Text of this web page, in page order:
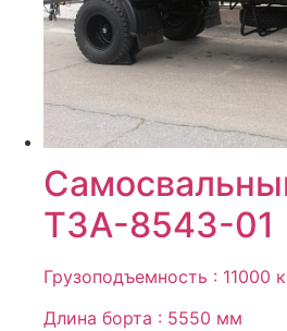
ТЗА-8543-01
Грузоподъемность : 11000
Длина борта : 5550 мм